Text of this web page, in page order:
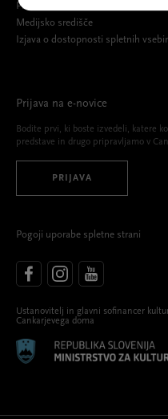
Prosta delovna mesta
Medijsko središče
Izjava o dostopnosti spletnih
Prijava na e-novice
Bodite prvi, ki boste izvedeli, katere
predstave in drugo pripravljamo v
PRIJAVA
Pogoji uporabe spletne strani
Ustanovitelj in glavni sofinancer
Cankarjevega doma